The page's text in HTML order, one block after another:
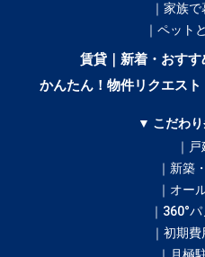
｜家族で
｜ペット
賃貸｜新着・おす
かんたん！物件リクエスト
▼ こだわ
｜戸
｜新築
｜オー
｜360°
｜初期費